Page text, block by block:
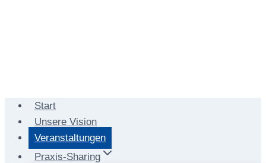
Start
Unsere Vision
Veranstaltungen
Praxis-Sharing